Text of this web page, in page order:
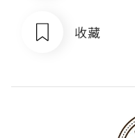
收藏